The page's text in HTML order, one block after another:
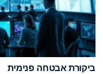
ביקורת אבטחה פנימית